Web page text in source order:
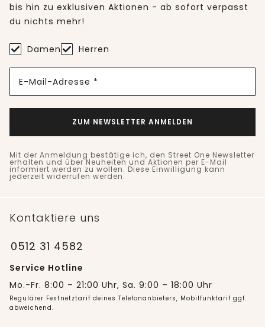
bis hin zu exklusiven Aktionen - ab sofort verpasst
du nichts mehr!
Damen Herren
E-Mail-Adresse *
ZUM NEWSLETTER ANMELDEN
Mit der Anmeldung bestätige ich, den Street One Newsletter
erhalten und über Neuheiten und Aktionen per E-Mail
informiert werden zu wollen. Diese Einwilligung kann
jederzeit widerrufen werden.
Kontaktiere uns
0512 31 4582
Service Hotline
Mo.-Fr. 8:00 – 21:00 Uhr, Sa. 9:00 – 18:00 Uhr
Regulärer Festnetztarif deines Telefonanbieters, Mobilfunktarif ggf.
abweichend.